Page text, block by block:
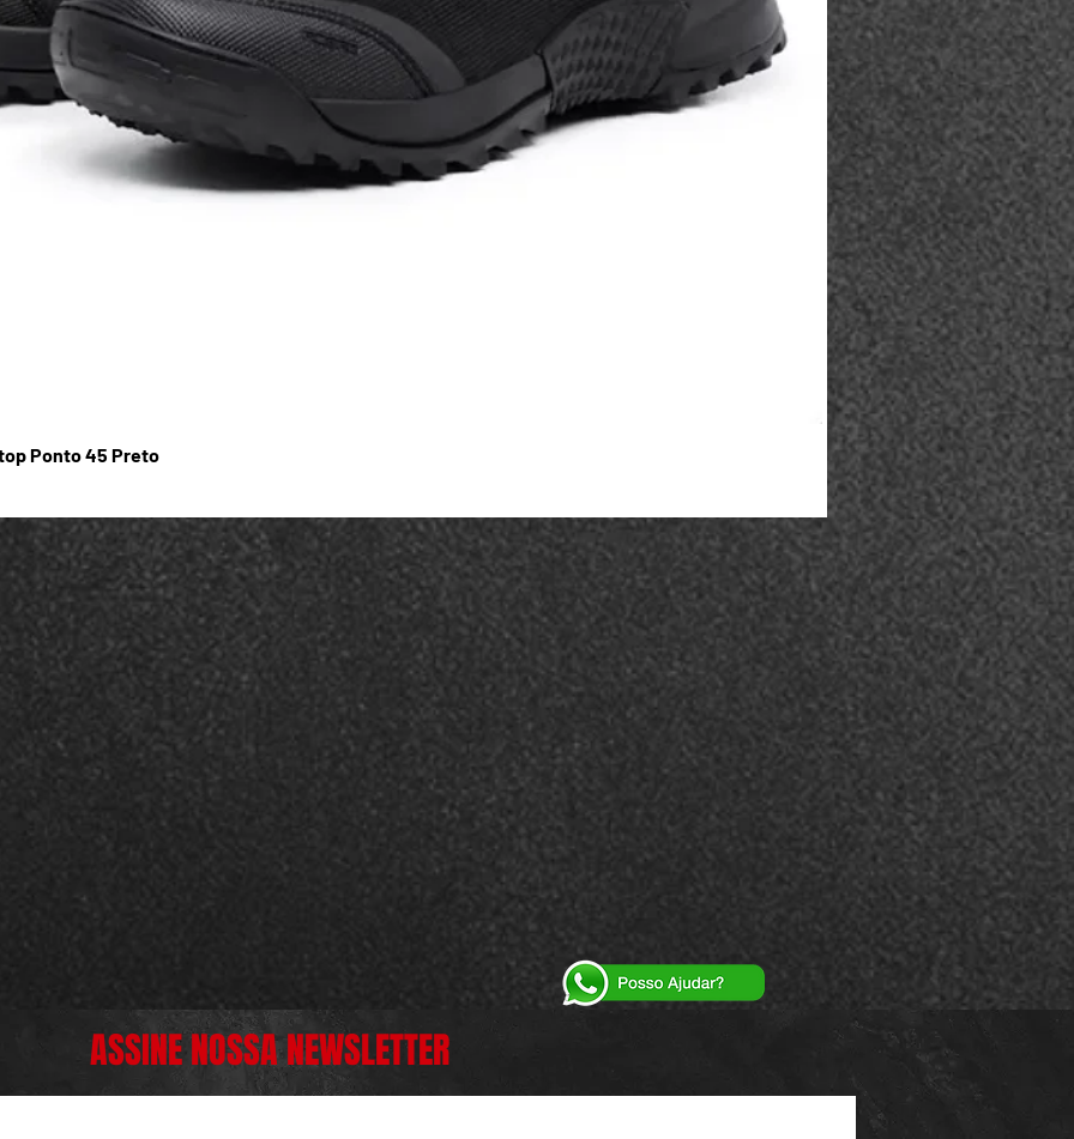
Ponto 45 Preto Coturno Acero .50 - Preto
Esgotado
ASSINE NOSSA NEWSLETTER
Powered by
InnoTech Apps
Your 14 days trial has expired.
The trial's over, but the show must go on! 🎬
Upgrade now to keep your web masterpiece in